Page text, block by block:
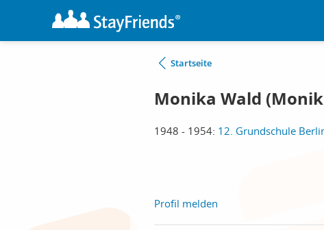
Startseite
Monika Wald
1948 - 1954: 12. Grundschule
Profil melden